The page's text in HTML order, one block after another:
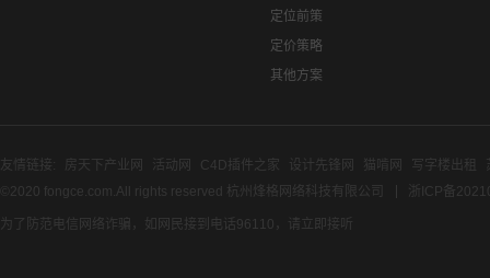
定位前策
定价策略
其他方案
友情链接: 房天下产业网 活动网 C4D插件之家 设计先锋网 猫啃网 写字楼出租
©2020 fongce.com.All rights reserved 杭州烽格网络科技有限公司
浙ICP备
为了防范电信网络诈骗，如网民接到电话96110，请立即接听